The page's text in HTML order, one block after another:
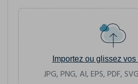
Importez ou glissez
JPG, PNG, AI, EPS, PDF,